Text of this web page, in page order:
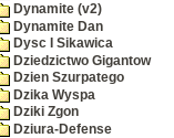
Dynamite (v2)
Dynamite Dan
Dysc I Sikawica
Dziedzictwo Gigantow
Dzien Szurpatego
Dzika Wyspa
Dziki Zgon
Dziura-Defense